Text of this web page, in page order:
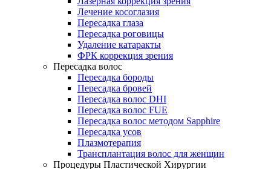
Лечение косоглазия
Пересадка глаза
Пересадка роговицы
Удаление катаракты
ФРК коррекция зрения
Пересадка волос
Пересадка бороды
Пересадка бровей
Пересадка волос DHI
Пересадка волос FUE
Пересадка волос методом Sapphire
Пересадка усов
Плазмотерапия
Трансплантация волос для женщин
Процедуры Пластической Хирургии